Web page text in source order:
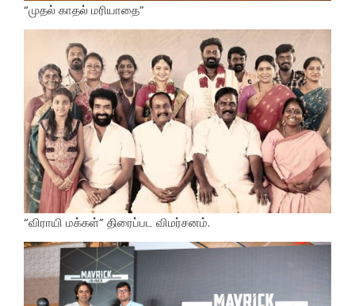
“முதல் காதல் மரியாதை”
“விராயி மக்கள்” திரைப்பட விமர்சனம்.